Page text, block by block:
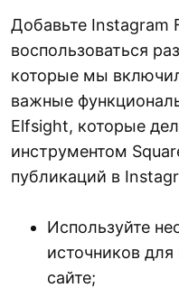
Instagram,
вид и
темой вашего
После
Instagram
HTML-код
Squarespace,
лента
Добавьте Instagram
воспользоваться
которые мы
важные
Elfsight, которые
инструментом
публикаций в
Используйте
источников
сайте;